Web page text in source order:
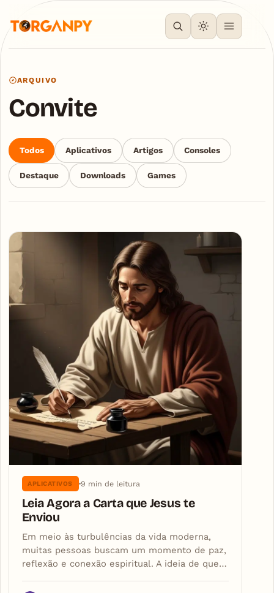
ARQUIVO
Convite
Todos Aplicativos Artigos Consoles
Destaque Downloads Games
Articles
APLICATIVOS 9 min de leitura
Leia Agora a Carta que Jesus te
Enviou
Em meio às turbulências da vida moderna,
muitas pessoas buscam um momento de paz,
reflexão e conexão espiritual. A ideia de que…